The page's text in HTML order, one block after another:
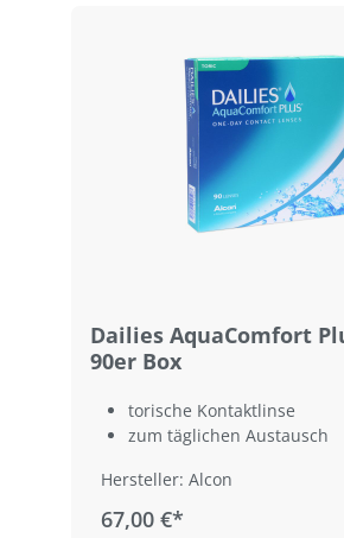
Dailies AquaComfort
90er Box
torische Kontaktlinse
zum täglichen Austausch
Hersteller: Alcon
67,00 €*